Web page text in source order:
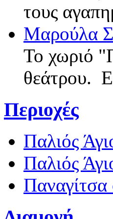
τους
Μαρούλα
Το χωριό
θεάτρου.
Περιοχές
Παλιός
Παλιός